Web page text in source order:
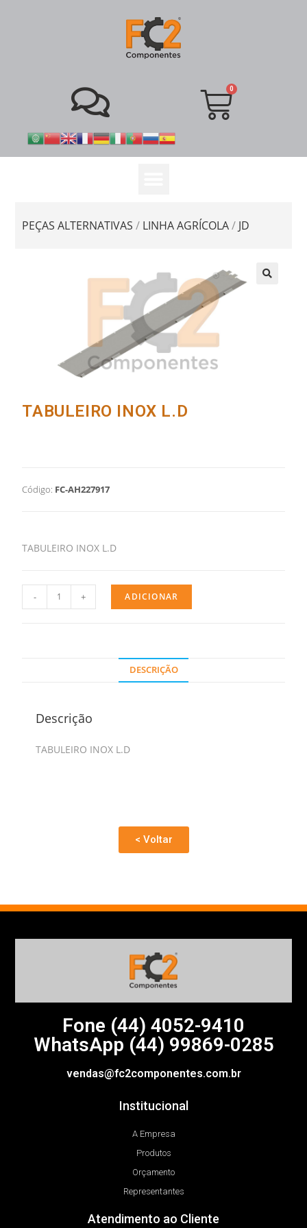
PEÇAS ALTERNATIVAS / LINHA AGRÍCOLA/ JD
TABULEIRO INOX L.D
Código: FC-AH227917
TABULEIRO INOX L.D
- + ADICIONAR
DESCRIÇÃO
Descrição
TABULEIRO INOX L.D
< Voltar
Fone (44) 4052-9410
WhatsApp (44) 99869-0285
vendas@fc2componentes.com.br
Institucional
A Empresa
Produtos
Orçamento
Representantes
Atendimento ao Cliente